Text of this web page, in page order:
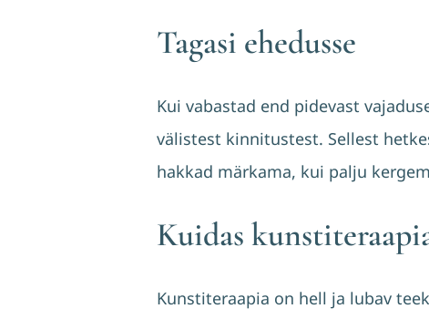
Tagasi ehedusse
Kui vabastad end pidevast
välistest kinnitustest. Sellest
hakkad märkama, kui palju
Kuidas
Kunstiteraapia on hell ja lubav